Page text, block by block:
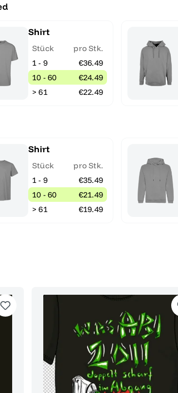
Shirt
Stück
pro Stk.
1 - 9
€36.49
10 - 60
€24.49
> 61
€22.49
Shirt
Stück
pro Stk.
1 - 9
€35.49
10 - 60
€21.49
> 61
€19.49